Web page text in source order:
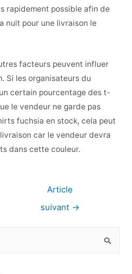
rapidement possible afin de
nuit pour une livraison le
facteurs peuvent influer
Si les organisateurs du
certain pourcentage des t-
le vendeur ne garde pas
fuchsia en stock, cela peut
car le vendeur devra
dans cette couleur.
Article
suivant →